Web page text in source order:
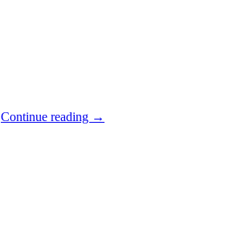
Continue reading →